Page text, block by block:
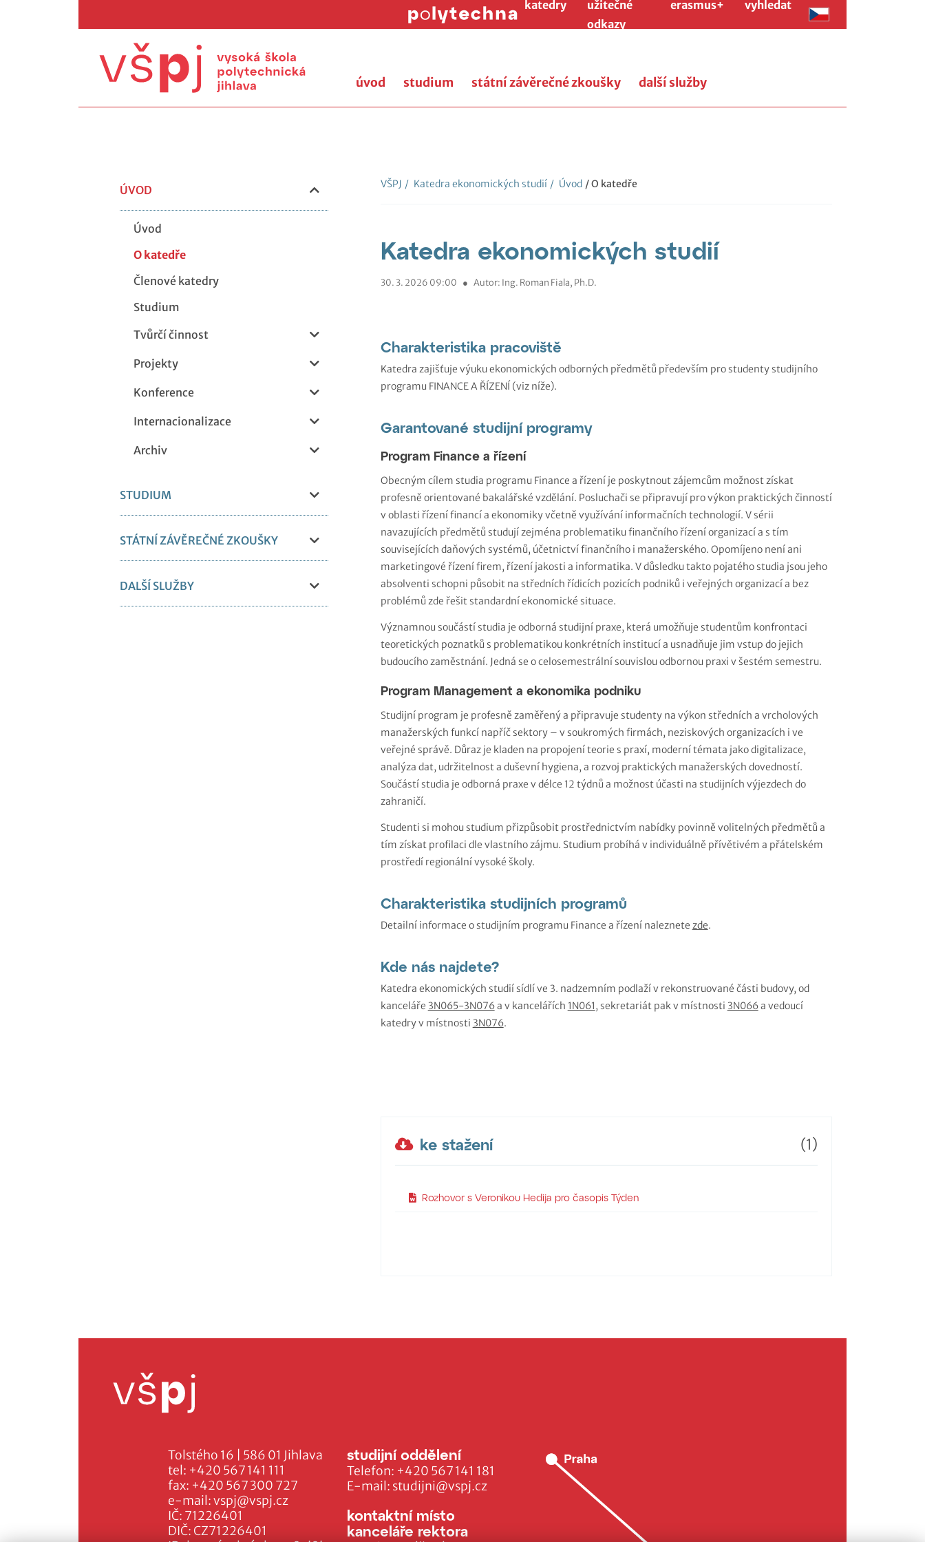
katedry
užitečné
odkazy
erasmus+ vyhledat
úvod studium státní závěrečné zkoušky další služby
ÚVOD
Úvod
O katedře
Členové katedry
Studium
Tvůrčí činnost
Projekty
Konference
Internacionalizace
Archiv
STUDIUM
STÁTNÍ ZÁVĚREČNÉ ZKOUŠKY
DALŠÍ SLUŽBY
VŠPJ / Katedra ekonomických studií / Úvod / O katedře
Katedra ekonomických studií
30. 3. 2026 09:00 ● Autor: Ing. Roman Fiala, Ph.D.
Charakteristika pracoviště
Katedra zajišťuje výuku ekonomických odborných předmětů především pro studenty studijního
programu FINANCE A ŘÍZENÍ (viz níže).
Garantované studijní programy
Program Finance a řízení
Obecným cílem studia programu Finance a řízení je poskytnout zájemcům možnost získat
profesně orientované bakalářské vzdělání. Posluchači se připravují pro výkon praktických činností
v oblasti řízení financí a ekonomiky včetně využívání informačních technologií. V sérii
navazujících předmětů studují zejména problematiku finančního řízení organizací a s tím
souvisejících daňových systémů, účetnictví finančního i manažerského. Opomíjeno není ani
marketingové řízení firem, řízení jakosti a informatika. V důsledku takto pojatého studia jsou jeho
absolventi schopni působit na středních řídicích pozicích podniků i veřejných organizací a bez
problémů zde řešit standardní ekonomické situace.
Významnou součástí studia je odborná studijní praxe, která umožňuje studentům konfrontaci
teoretických poznatků s problematikou konkrétních institucí a usnadňuje jim vstup do jejich
budoucího zaměstnání. Jedná se o celosemestrální souvislou odbornou praxi v šestém semestru.
Program Management a ekonomika podniku
Studijní program je profesně zaměřený a připravuje studenty na výkon středních a vrcholových
manažerských funkcí napříč sektory – v soukromých firmách, neziskových organizacích i ve
veřejné správě. Důraz je kladen na propojení teorie s praxí, moderní témata jako digitalizace,
analýza dat, udržitelnost a duševní hygiena, a rozvoj praktických manažerských dovedností.
Součástí studia je odborná praxe v délce 12 týdnů a možnost účasti na studijních výjezdech do
zahraničí.
Studenti si mohou studium přizpůsobit prostřednictvím nabídky povinně volitelných předmětů a
tím získat profilaci dle vlastního zájmu. Studium probíhá v individuálně přívětivém a přátelském
prostředí regionální vysoké školy.
Charakteristika studijních programů
Detailní informace o studijním programu Finance a řízení naleznete zde.
Kde nás najdete?
Katedra ekonomických studií sídlí ve 3. nadzemním podlaží v rekonstruované části budovy, od
kanceláře 3N065-3N076a v kancelářích 1N061, sekretariát pak v místnosti 3N066a vedoucí
katedry v místnosti 3N076.
ke stažení (1)
Rozhovor s Veronikou Hedija pro časopis Týden
Tolstého 16 | 586 01 Jihlava
tel: +420 567 141 111
fax: +420 567 300 727
e-mail:vspj@vspj.cz
IČ: 71226401
DIČ: CZ71226401
studijní oddělení
Telefon: +420 567 141 181
E-mail: studijni@vspj.cz
kontaktní místo
kanceláře rektora